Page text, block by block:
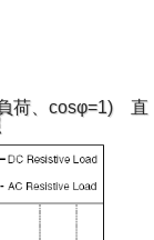
荷、cosφ=1) 直